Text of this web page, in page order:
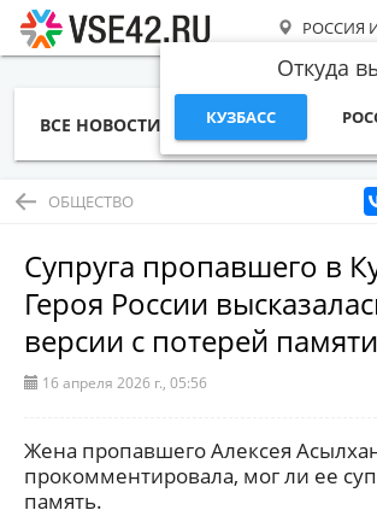
РОССИЯ
Откуда
КУЗБАСС
ВСЕ НОВОСТИ СТАТЬИ ТЕМЫ
ОБЩЕСТВО
Супруга пропавшего в
Героя России
версии с потерей памяти
16 апреля 2026 г., 05:56
Жена пропавшего Алексея
прокомментировала, мог ли ее
память.